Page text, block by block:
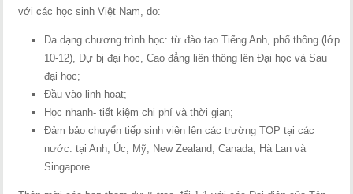
với các học sinh Việt Nam, do:
Đa dạng chương trình học: từ đào tạo Tiếng Anh, phổ thông (lớp
10-12), Dự bị đại học, Cao đẳng liên thông lên Đại học và Sau
đại học;
Đầu vào linh hoạt;
Học nhanh- tiết kiệm chi phí và thời gian;
Đảm bảo chuyển tiếp sinh viên lên các trường TOP tại các
nước: tại Anh, Úc, Mỹ, New Zealand, Canada, Hà Lan và
Singapore.